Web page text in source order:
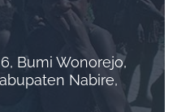
Bumi Wonorejo,
Nabire,